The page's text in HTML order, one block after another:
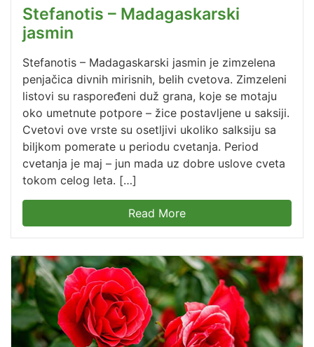
Stefanotis – Madagaskarski
jasmin
Stefanotis – Madagaskarski jasmin je zimzelena
penjačica divnih mirisnih, belih cvetova. Zimzeleni
listovi su raspoređeni duž grana, koje se motaju
oko umetnute potpore – žice postavljene u saksiji.
Cvetovi ove vrste su osetljivi ukoliko salksiju sa
biljkom pomerate u periodu cvetanja. Period
cvetanja je maj – jun mada uz dobre uslove cveta
tokom celog leta. […]
Read More